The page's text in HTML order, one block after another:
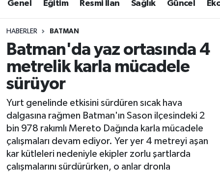
Genel Eğitim Resmi İlan Sağlık Güncel
HABERLER BATMAN
Batman'da yaz ortasında 4
metrelik karla mücadele
sürüyor
Yurt genelinde etkisini sürdüren sıcak hava
dalgasına rağmen Batman'ın Sason ilçesindeki 2
bin 978 rakımlı Mereto Dağında karla mücadele
çalışmaları devam ediyor. Yer yer 4 metreyi aşan
kar kütleleri nedeniyle ekipler zorlu şartlarda
çalışmalarını sürdürürken, o anlar dronla
Güncel
Haberde insan
Kültür - Sanat
Magazin
Mersin
Haber Arşivi